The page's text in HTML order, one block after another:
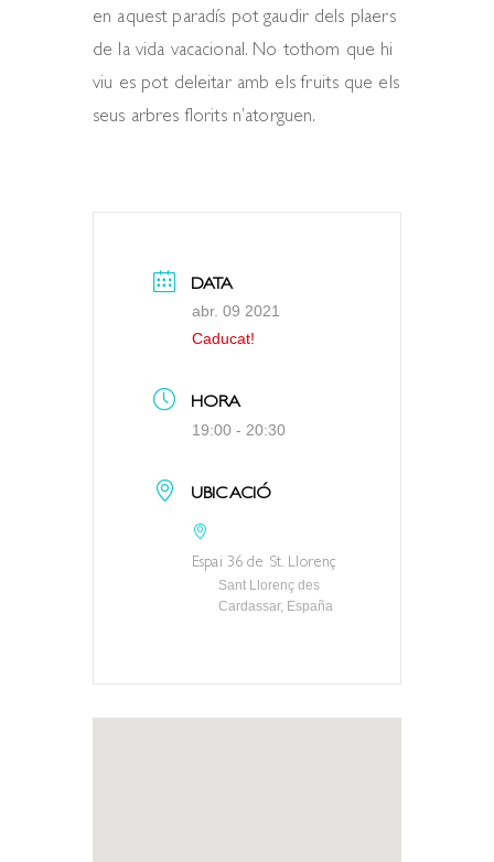
en aquest paradís pot gaudir dels plaers
de la vida vacacional. No tothom que hi
viu es pot deleitar amb els fruits que els
seus arbres florits n’atorguen.
DATA
abr. 09 2021
Caducat!
HORA
19:00 - 20:30
UBICACIÓ
Espai 36 de St. Llorenç
Sant Llorenç des
Cardassar, España